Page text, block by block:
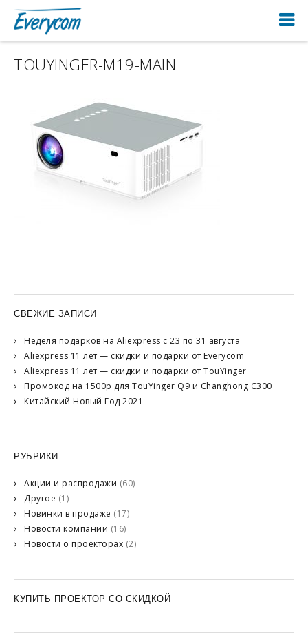
TOUYINGER-M19-MAIN
СВЕЖИЕ ЗАПИСИ
Неделя подарков на Aliexpress с 23 по 31 августа
Aliexpress 11 лет — скидки и подарки от Everycom
Aliexpress 11 лет — скидки и подарки от TouYinger
Промокод на 1500р для TouYinger Q9 и Changhong C300
Китайский Новый Год 2021
РУБРИКИ
Акции и распродажи (60)
Другое (1)
Новинки в продаже (17)
Новости компании (16)
Новости о проекторах (2)
КУПИТЬ ПРОЕКТОР СО СКИДКОЙ